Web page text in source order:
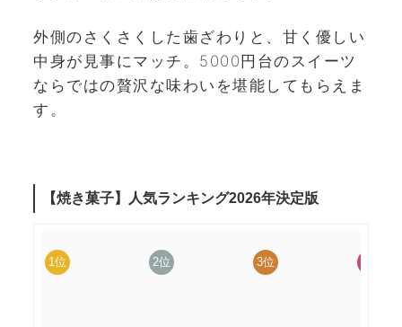
外側のさくさくした歯ざわりと、甘く優しい
中身が見事にマッチ。5000円台のスイーツ
ならではの贅沢な味わいを堪能してもらえま
す。